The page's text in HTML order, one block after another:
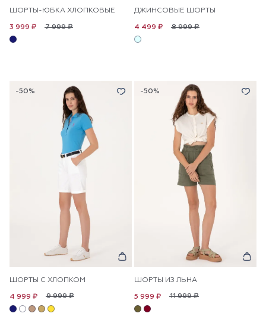
ШОРТЫ-ЮБКА ХЛОПКОВЫЕ
7 999 ₽
3 999 ₽
ДЖИНСОВЫЕ ШОРТЫ
8 999 ₽
4 499 ₽
-50%
ШОРТЫ С ХЛОПКОМ
9 999 ₽
4 999 ₽
-50%
ШОРТЫ ИЗ ЛЬНА
11 999 ₽
5 999 ₽